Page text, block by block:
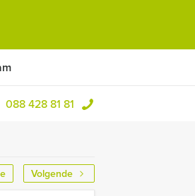
088 428 81 81
Volgende